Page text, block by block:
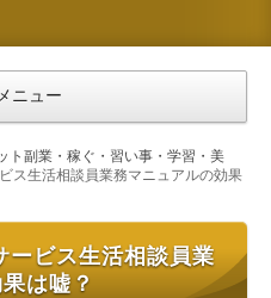
ニュー
ト副業・稼ぐ・習い事・学習・美
ス生活相談員業務マニュアルの効果
ービス生活相談員業
は嘘？